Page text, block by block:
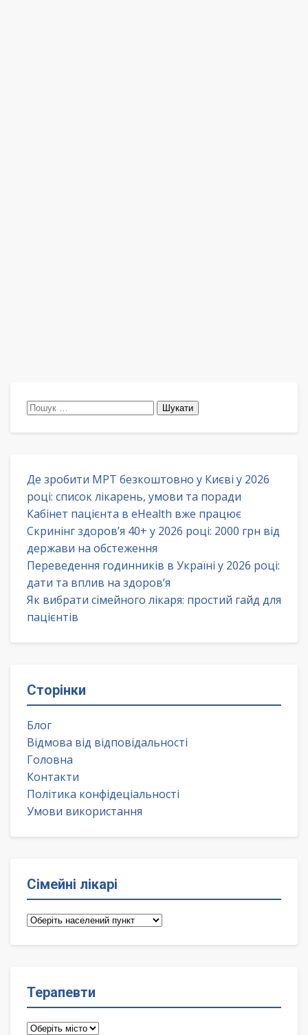
Пошук:
Де зробити МРТ безкоштовно у Києві у 2026
році: список лікарень, умови та поради
Кабінет пацієнта в eHealth вже працює
Скринінг здоров’я 40+ у 2026 році: 2000 грн від
держави на обстеження
Переведення годинників в Україні у 2026 році:
дати та вплив на здоров’я
Як вибрати сімейного лікаря: простий гайд для
пацієнтів
Сторінки
Блог
Відмова від відповідальності
Головна
Контакти
Політика конфідеціальності
Умови використання
Сімейні лікарі
Сімейні
Терапевти
Терапевти